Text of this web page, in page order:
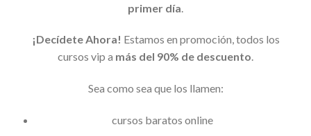
primer día
¡Decídete Ahora! Estamos en promoción, todos los
cursos vip a más del 90% de descuento.
Sea como sea que los llamen:
cursos baratos online